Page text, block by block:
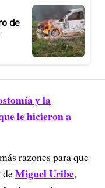
de
y la
le hicieron a
razones para que
deMiguel Uribe,